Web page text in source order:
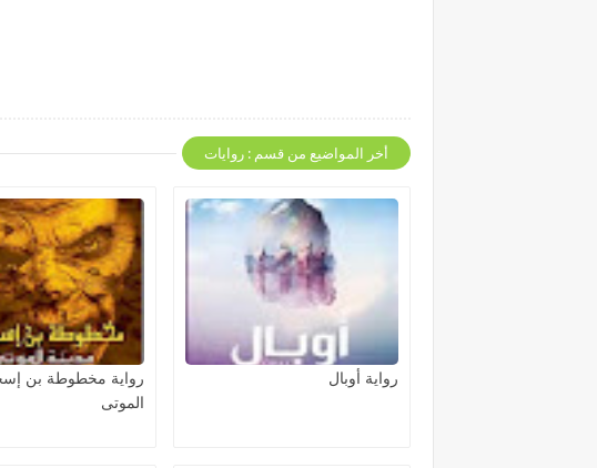
أخر المواضيع من قسم : روايات
رواية أوبال
رواية مخطوطة بن
الموتى